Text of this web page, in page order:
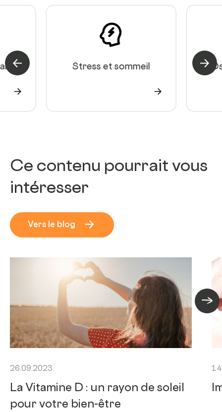
Theme précédent Stress et sommeil
Ce contenu pourrait vous
intéresser
Vers le blog
26.09.2023
La Vitamine D : un rayon de soleil
pour votre bien-être